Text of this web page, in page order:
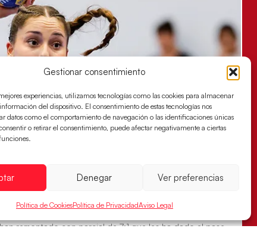
Gestionar consentimiento
experiencias, utilizamos tecnologías como las cookies para almacenar
del dispositivo. El consentimiento de estas tecnologías nos
datos como el comportamiento de navegación o las identificaciones únicas
o retirar el consentimiento, puede afectar negativamente a ciertas
Denegar Ver preferencias
Política de CookiesPolítica de PrivacidadAviso Legal
su billete para las semifinales
remontado con parcial de 7:1 que les ha dado el pase